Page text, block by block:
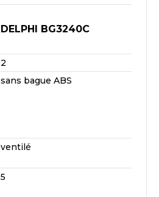
DELPHI BG3240C
2
sans bague ABS
ventilé
5